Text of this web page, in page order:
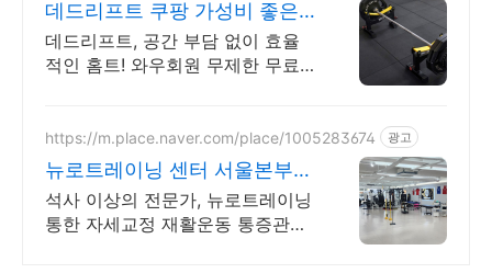
데드리프트 쿠팡 가성비 좋은
홈트 장비
데드리프트, 공간 부담 없이 효율
적인 홈트! 와우회원 무제한 무료
품 쿠팡에서.
https://m.place.naver.com/place/1005283674 광고
뉴로트레이닝 센터 서울본부
통증 자세교정 재활 다이어트
석사 이상의 전문가, 뉴로트레이닝
통한 자세교정 재활운동 통증관리